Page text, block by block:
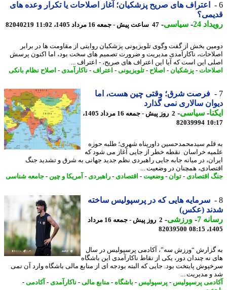
اعتراف های صریح پزشکیان؛ آغاز اصلاحات یا تکرار وعده های
24
-سیاسی-47 ساعت پیش - جمعه 16 مرداد 1405، 11:02 82040219
بخش از گفت وگوی تلویزیونی پزشکیان روایتی از مقاومت ها در برابر
ناکارآمدی مدیریت و ضرورت تصمیم های سخت بود، اما اکنون پرسش
این است که آیا این اعتراف های صریح، - اعتراف ...
-پزشکیان-اصلاح-تلویزیونی-اعتراف- ناکارآمدی -اصلاح نظام بانکی
فرصت شرق؛ وقتی چین هست، اما
سالاری نمی گذارد
-سیاسی-
2 روز پیش - جمعه 16 مرداد 1405،
82039994
سیدمحمدحسین داورپناه شهری؛ طلبه حوزه
خراسان نقطه خطر از جایی آغاز می شود که
در میانه جابه جایی راهبردی نظم جدید جهانی به شرق و تشدید جنگ
همچنان در وضعیت ...
اقتصادی-توان- وضعیت-اقتصادی-راهبردی-آمریکا و چین -جامعه شناسی
سرمایه هایی که در پرسپولیس ساخته
(عکس)
7
-ورزشی-
2 روز پیش - جمعه 16 مرداد
82039500
“ورزش سه”، آکادمی پرسپولیس در سال
نه چندان دور، یکی از نقاط ناکارآمدی این باشگاه
پایتخت بود. جایی که البته بودجه ای از منابع مالی باشگاه وارد آن نمی
مدیریت ...
پرسپولیس-پرسپولیس-باشگاه-منابع مالی-ناکارآمدی -آکادمی-